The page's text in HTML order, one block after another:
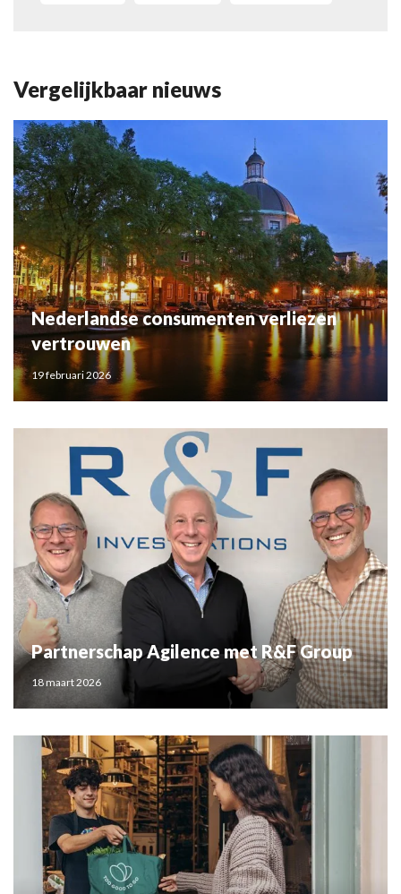
Vergelijkbaar nieuws
Nederlandse consumenten verliezen
vertrouwen
19 februari 2026
Partnerschap Agilence met R&F Group
18 maart 2026